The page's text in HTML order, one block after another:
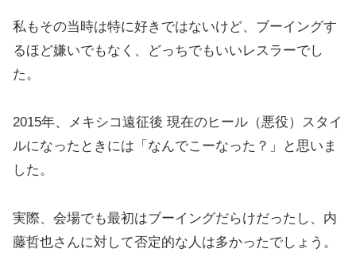
私もその当時は特に好きではないけど、ブーイングす
るほど嫌いでもなく、どっちでもいいレスラーでし
た。
2015年、メキシコ遠征後 現在のヒール（悪役）スタイ
ルになったときには「なんでこーなった？」と思いま
した。
実際、会場でも最初はブーイングだらけだったし、内
藤哲也さんに対して否定的な人は多かったでしょう。